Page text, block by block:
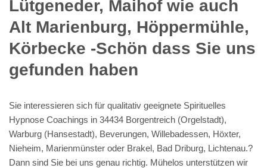
Lütgeneder, Maihof wie auch
Alt Marienburg, Höppermühle,
Körbecke -Schön dass Sie uns
gefunden haben
Sie interessieren sich für qualitativ geeignete Spirituelles
Hypnose Coachings in 34434 Borgentreich (Orgelstadt),
Warburg (Hansestadt), Beverungen, Willebadessen, Höxter,
Nieheim, Marienmünster oder Brakel, Bad Driburg, Lichtenau.?
Dann sind Sie bei uns genau richtig. Mühelos unterstützen wir